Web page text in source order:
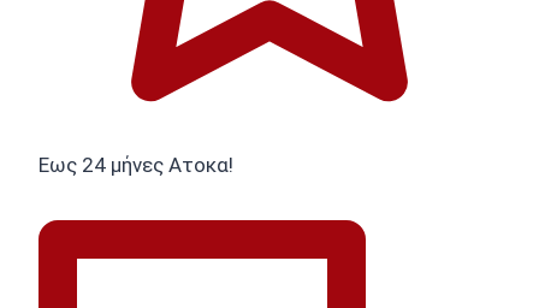
Εως 24 μήνες Ατοκα!